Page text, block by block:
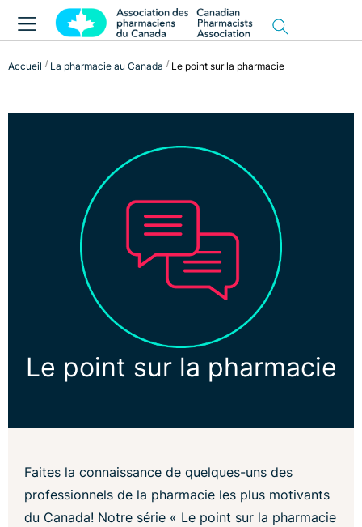
Accueil La pharmacie au Canada Le point sur la pharmacie
Le point sur la pharmacie
Faites la connaissance de quelques-uns des
professionnels de la pharmacie les plus motivants
du Canada! Notre série « Le point sur la pharmacie